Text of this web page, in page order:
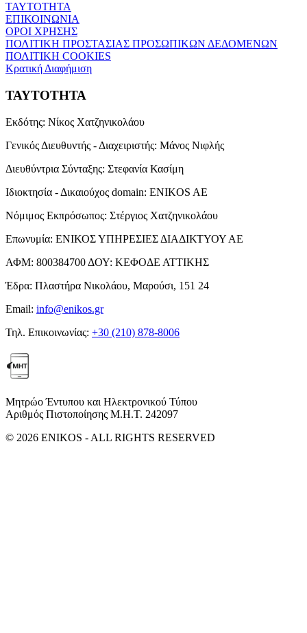
ΤΑΥΤΟΤΗΤΑ
ΕΠΙΚΟΙΝΩΝΙΑ
ΟΡΟΙ ΧΡΗΣΗΣ
ΠΟΛΙΤΙΚΗ ΠΡΟΣΤΑΣΙΑΣ ΠΡΟΣΩΠΙΚΩΝ ΔΕΔΟΜΕΝΩΝ
ΠΟΛΙΤΙΚΗ COOKIES
Κρατική Διαφήμιση
ΤΑΥΤΟΤΗΤΑ
Εκδότης: Νίκος Χατζηνικολάου
Γενικός Διευθυντής - Διαχειριστής: Μάνος Νιφλής
Διευθύντρια Σύνταξης: Στεφανία Κασίμη
Ιδιοκτησία - Δικαιούχος domain: ENIKOS AE
Νόμιμος Εκπρόσωπος: Στέργιος Χατζηνικολάου
Επωνυμία: ΕΝΙΚΟΣ ΥΠΗΡΕΣΙΕΣ ΔΙΑΔΙΚΤΥΟΥ ΑΕ
ΑΦΜ: 800384700 ΔΟΥ: ΚΕΦΟΔΕ ΑΤΤΙΚΗΣ
Έδρα: Πλαστήρα Νικολάου, Μαρούσι, 151 24
Email: info@enikos.gr
Τηλ. Επικοινωνίας: +30 (210) 878-8006
Μητρώο Έντυπου και Ηλεκτρονικού Τύπου
Αριθμός Πιστοποίησης Μ.Η.Τ. 242097
© 2026 ENIKOS - ALL RIGHTS RESERVED